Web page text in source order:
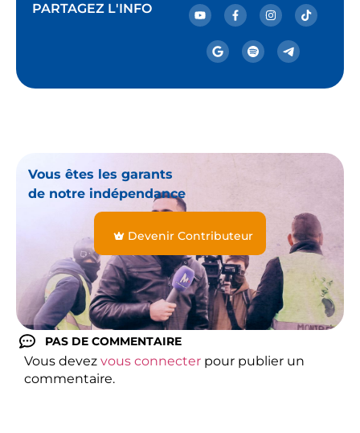
PARTAGEZ L'INFO
Vous êtes les garants
de notre indépendance
Devenir Contributeur
PAS DE COMMENTAIRE
Vous devez vous connecter pour publier un
commentaire.